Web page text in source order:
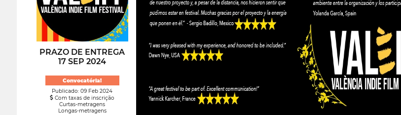
PRAZO DE ENTREGA
17 SEP 2024
Convocatória!
Publicado: 09 Feb 2024
Com taxas de inscrição
Curtas-metragens
Longas-metragens